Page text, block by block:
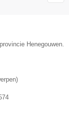
Henegouwen.
)